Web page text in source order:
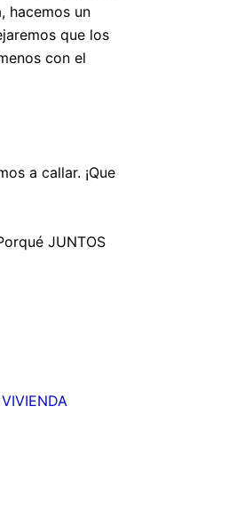
hacemos un
que los
con el
a callar. ¡Que
JUNTOS